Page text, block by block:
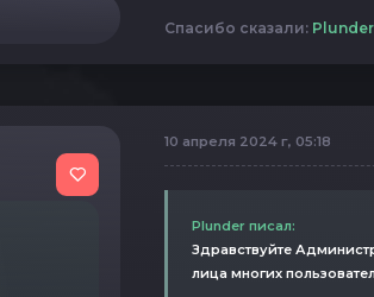
Спасибо сказали: Plunder
10 апреля 2024 г, 05:18
Plunder писал:
Здравствуйте
лица многих